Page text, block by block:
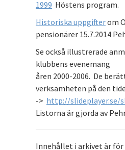
1999 Höstens program.
Historiska uppgifterom
pensionärer 15.7.2014
Se också illustrerade
klubbens evenemang
åren 2000-2006. De
verksamheten på den
-> http://slideplayer.se/
Listorna är gjorda av
Innehållet i arkivet är för